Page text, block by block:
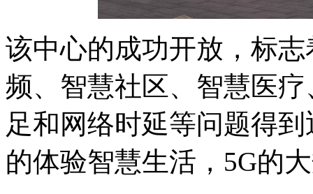
该中心的成功开放，标
频、智慧社区、智慧医
足和网络时延等问题得
的体验智慧生活，5G的